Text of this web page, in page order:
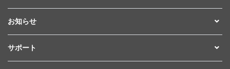
お知らせ
サポート